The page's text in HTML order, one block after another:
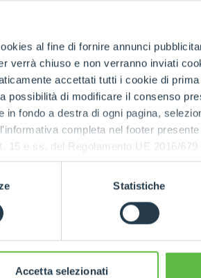
al fine di fornire annunci
verrà chiuso e non verranno inviati
accettati tutti i cookie di
possibilità di modificare il consenso
fondo a destra di ogni pagina,
completa nel footer
e ss. del Regolamento UE 2016/
Statistiche
Accetta selezionati